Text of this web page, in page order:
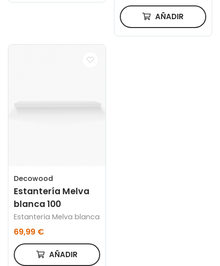
AÑADIR
Decowood
Estantería Melva
blanca 100
Estantería Melva blanca
69,99 €
AÑADIR